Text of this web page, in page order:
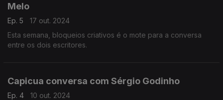
Melo
Ep. 5
17 out. 2024
Esta semana, bloqueios criativos é o mote para a conversa
entre os dois escritores.
Capicua conversa com Sérgio Godinho
Ep. 4
10 out. 2024